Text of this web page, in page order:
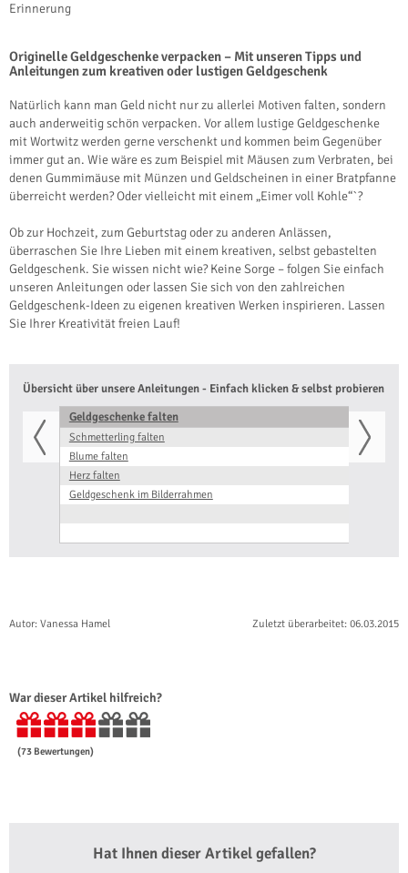
Erinnerung
Originelle Geldgeschenke verpacken – Mit unseren Tipps und
Anleitungen zum kreativen oder lustigen Geldgeschenk
Natürlich kann man Geld nicht nur zu allerlei Motiven falten, sondern
auch anderweitig schön verpacken. Vor allem lustige Geldgeschenke
mit Wortwitz werden gerne verschenkt und kommen beim Gegenüber
immer gut an. Wie wäre es zum Beispiel mit Mäusen zum Verbraten, bei
denen Gummimäuse mit Münzen und Geldscheinen in einer Bratpfanne
überreicht werden? Oder vielleicht mit einem „Eimer voll Kohle“`?
Ob zur Hochzeit, zum Geburtstag oder zu anderen Anlässen,
überraschen Sie Ihre Lieben mit einem kreativen, selbst gebastelten
Geldgeschenk. Sie wissen nicht wie? Keine Sorge – folgen Sie einfach
unseren Anleitungen oder lassen Sie sich von den zahlreichen
Geldgeschenk-Ideen zu eigenen kreativen Werken inspirieren. Lassen
Sie Ihrer Kreativität freien Lauf!
Übersicht über unsere Anleitungen - Einfach klicken & selbst probieren
Geldgeschenke falten
Schmetterling falten
Blume falten
Herz falten
Geldgeschenk im Bilderrahmen
Autor: Vanessa Hamel Zuletzt überarbeitet: 06.03.2015
War dieser Artikel hilfreich?
(73 Bewertungen)
Hat Ihnen dieser Artikel gefallen?